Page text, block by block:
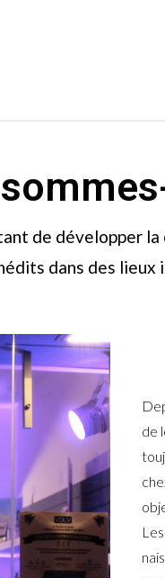
ACCUEIL
NOS
de développer
dans des lieux
de